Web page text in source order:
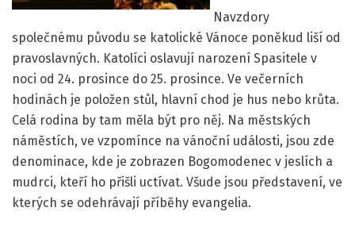
Navzdory
společnému původu se katolické Vánoce poněkud liší od
pravoslavných. Katolíci oslavují narození Spasitele v
noci od 24. prosince do 25. prosince. Ve večerních
hodinách je položen stůl, hlavní chod je hus nebo krůta.
Celá rodina by tam měla být pro něj. Na městských
náměstích, ve vzpomínce na vánoční události, jsou zde
denominace, kde je zobrazen Bogomodenec v jeslích a
mudrci, kteří ho přišli uctívat. Všude jsou představení, ve
kterých se odehrávají příběhy evangelia.